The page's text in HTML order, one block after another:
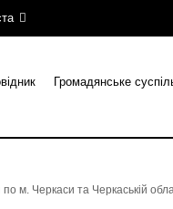
Громадянське
м. Черкаси та Черкаській